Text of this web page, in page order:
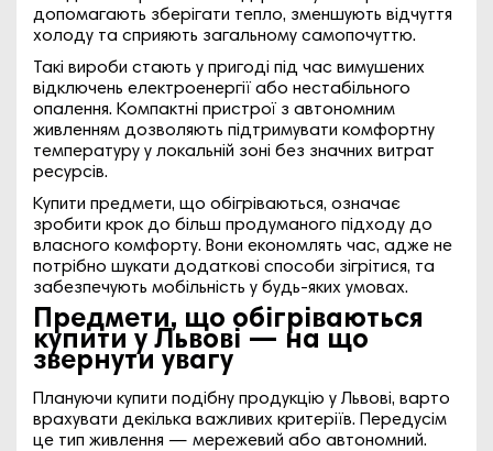
допомагають зберігати тепло, зменшують відчуття
холоду та сприяють загальному самопочуттю.
Такі вироби стають у пригоді під час вимушених
відключень електроенергії або нестабільного
опалення. Компактні пристрої з автономним
живленням дозволяють підтримувати комфортну
температуру у локальній зоні без значних витрат
ресурсів.
Купити предмети, що обігріваються, означає
зробити крок до більш продуманого підходу до
власного комфорту. Вони економлять час, адже не
потрібно шукати додаткові способи зігрітися, та
забезпечують мобільність у будь-яких умовах.
Предмети, що обігріваються
купити у Львові — на що
звернути увагу
Плануючи купити подібну продукцію у Львові, варто
врахувати декілька важливих критеріїв. Передусім
це тип живлення — мережевий або автономний.